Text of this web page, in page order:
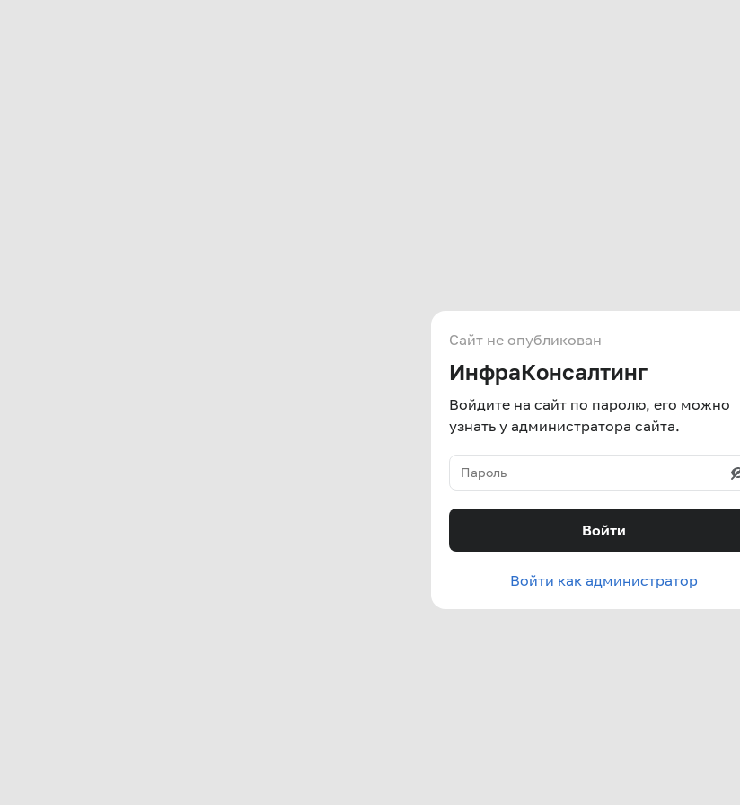
Сайт не опубликован
ИнфраКонсалтинг
Войдите на сайт по паролю, его можно
узнать у администратора сайта.
Войти
Войти как администратор